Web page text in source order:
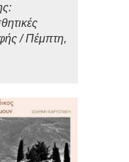
/ Πέμπτη,